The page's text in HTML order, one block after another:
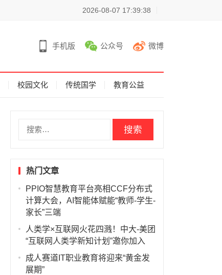
2026-08-07 17:39:38
手机版 公众号 微博
校园文化 传统国学 教育公益
热门文章
PPIO智慧教育平台亮相CCF分布式
计算大会，AI智能体赋能“教师-学生-
家长”三端
人类学×互联网火花四溅！中大-美团
“互联网人类学新知计划”邀你加入
成人赛道IT职业教育将迎来“黄金发
展期”